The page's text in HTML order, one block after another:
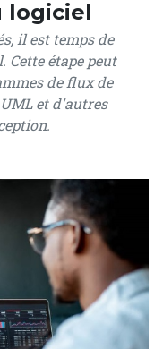
logiciel
il est temps de
Cette étape peut
de flux de
et d'autres